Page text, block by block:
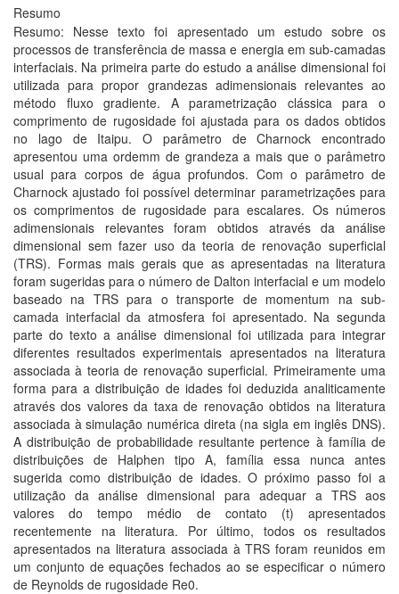
Resumo
Resumo: Nesse texto foi apresentado um estudo sobre os
processos de transferência de massa e energia em sub-camadas
interfaciais. Na primeira parte do estudo a análise dimensional foi
utilizada para propor grandezas adimensionais relevantes ao
método fluxo gradiente. A parametrização clássica para o
comprimento de rugosidade foi ajustada para os dados obtidos
no lago de Itaipu. O parâmetro de Charnock encontrado
apresentou uma ordemm de grandeza a mais que o parâmetro
usual para corpos de água profundos. Com o parâmetro de
Charnock ajustado foi possível determinar parametrizações para
os comprimentos de rugosidade para escalares. Os números
adimensionais relevantes foram obtidos através da análise
dimensional sem fazer uso da teoria de renovação superficial
(TRS). Formas mais gerais que as apresentadas na literatura
foram sugeridas para o número de Dalton interfacial e um modelo
baseado na TRS para o transporte de momentum na sub-
camada interfacial da atmosfera foi apresentado. Na segunda
parte do texto a análise dimensional foi utilizada para integrar
diferentes resultados experimentais apresentados na literatura
associada à teoria de renovação superficial. Primeiramente uma
forma para a distribuição de idades foi deduzida analiticamente
através dos valores da taxa de renovação obtidos na literatura
associada à simulação numérica direta (na sigla em inglês DNS).
A distribuição de probabilidade resultante pertence à família de
distribuições de Halphen tipo A, família essa nunca antes
sugerida como distribuição de idades. O próximo passo foi a
utilização da análise dimensional para adequar a TRS aos
valores do tempo médio de contato (t) apresentados
recentemente na literatura. Por último, todos os resultados
apresentados na literatura associada à TRS foram reunidos em
um conjunto de equações fechados ao se especificar o número
de Reynolds de rugosidade Re0.